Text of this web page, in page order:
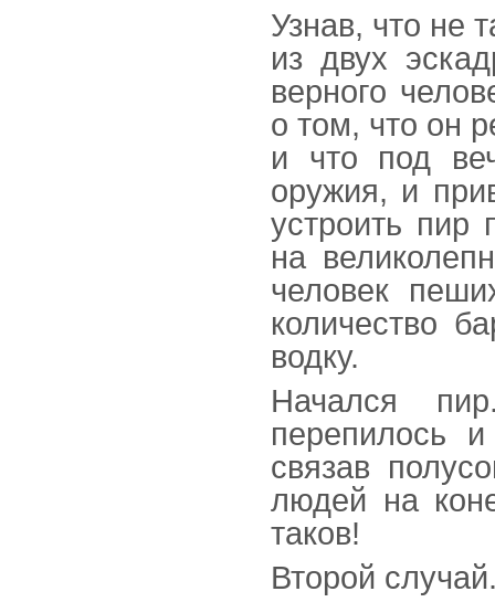
Узнав, что не
из двух
верного
о том, что он
и что под
оружия, и
устроить пир
на
человек
количество
водку.
Начался
перепилось
связав
людей на
таков!
Второй